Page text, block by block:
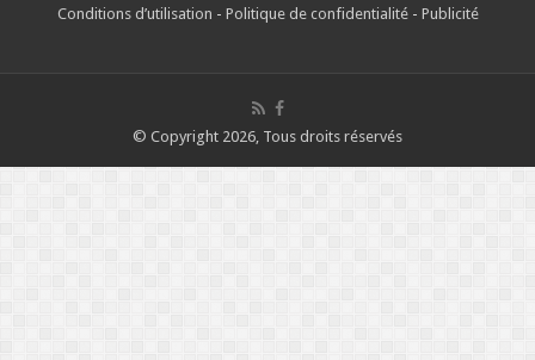
Conditions d’utilisation - Politique de confidentialité- Publicité
© Copyright 2026, Tous droits réservés